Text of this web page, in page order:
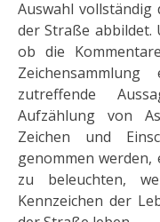
Auswahl vollständig
der Straße abbildet.
ob die
zutreffende
Aufzählung von
Zeichen und
genommen
zu be­leuchten,
Kennzeichen der